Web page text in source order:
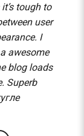
tough to
user
I
awesome
blog loads
Superb